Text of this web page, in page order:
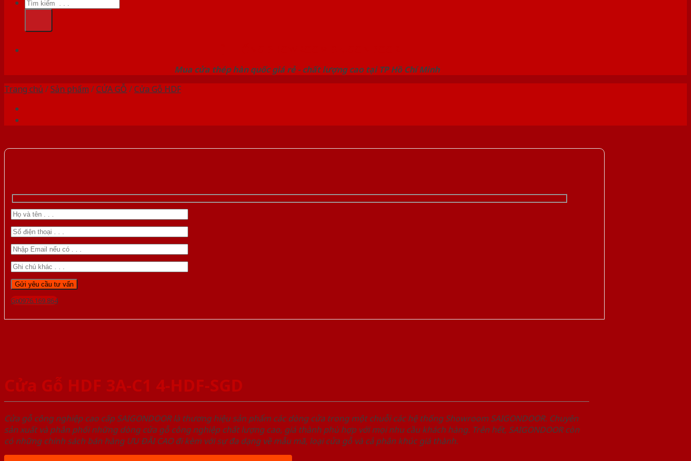
kiếm:
Mua cửa thép hàn quốc giá rẻ - chất lượng cao tại TP Hồ Chí Minh
Trang chủ /Sản phẩm /CỬA GỖ /Cửa Gỗ HDF
Gọi 0976.169.864
Cửa Gỗ HDF 3A-C1 4-HDF-SGD
Cửa gỗ công nghiệp cao cấp SAIGONDOOR là thương hiệu sản phẩm các dòng cửa trong một chuỗi các hệ thống Showroom SAIGONDOOR. Chuyên
sản xuất và phân phối những dòng cửa gỗ công nghiệp chất lượng cao, giá thành phù hợp với mọi nhu cầu khách hàng. Trên hết, SAIGONDOOR còn
có những chính sách bán hàng ƯU ĐÃI CAO đi kèm với sự đa dạng về mẫu mã, loại cửa gỗ và cả phân khúc giá thành.